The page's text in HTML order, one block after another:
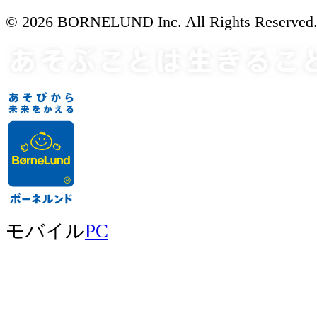
© 2026 BORNELUND Inc. All Rights Reserved.
モバイルPC